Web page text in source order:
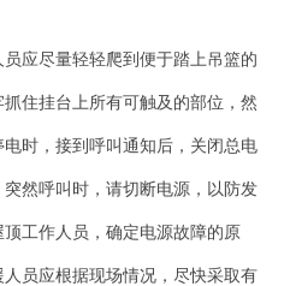
应尽量轻轻爬到便于踏上吊篮的
住挂台上所有可触及的部位，然
时，接到呼叫通知后，关闭总电
然呼叫时，请切断电源，以防发
工作人员，确定电源故障的原
员应根据现场情况，尽快采取有